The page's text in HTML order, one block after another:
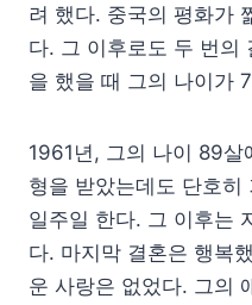
려 했다. 중국의 평화가
다. 그 이후로도 두 번의
을 했을 때 그의 나이가
1961년, 그의 나이 89살
형을 받았는데도 단호히
일주일 한다. 그 이후는
다. 마지막 결혼은 행복
운 사랑은 없었다. 그의